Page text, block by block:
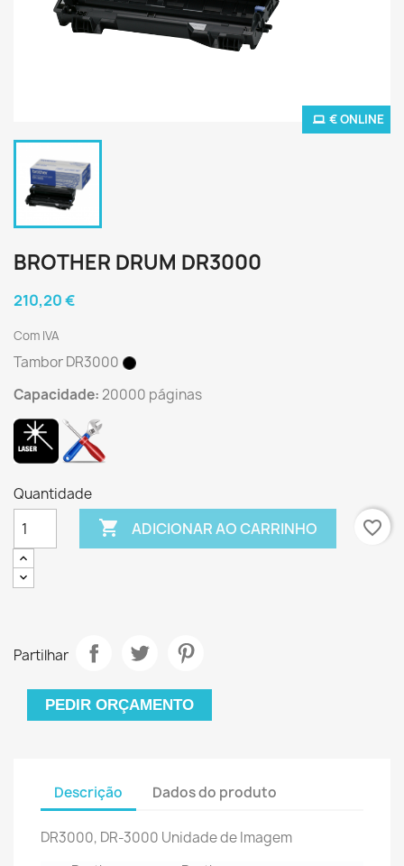
€ ONLINE
BROTHER DRUM DR3000
210,20 €
Com IVA
Tambor DR3000
Capacidade:20000 páginas
Quantidade
 ADICIONAR AO CARRINHO favorite_border
Partilhar
PEDIR ORÇAMENTO
Descrição Dados do produto
DR3000, DR-3000 Unidade de Imagem